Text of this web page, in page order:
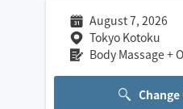
August 7, 2026
Tokyo Kotoku
Body Massage +